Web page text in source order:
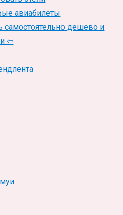
авиабилеты
самостоятельно дешево и
⇦